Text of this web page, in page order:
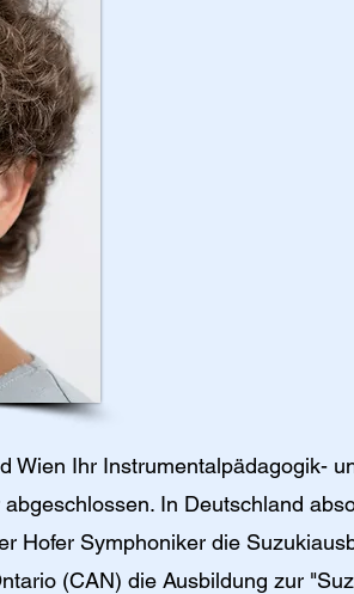
Wien Ihr Instrumentalpädagogik-
In Deutschland
Hofer Symphoniker die
(CAN) die Ausbildung zur